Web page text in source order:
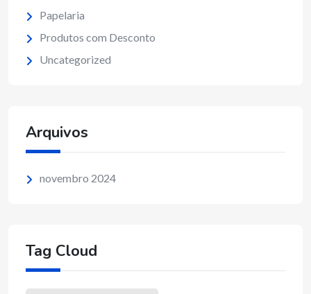
Papelaria
Produtos com Desconto
Uncategorized
Arquivos
novembro 2024
Tag Cloud